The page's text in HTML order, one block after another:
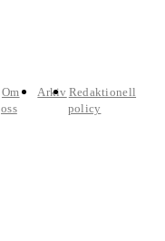
Om
oss
Arkiv Redaktionell
policy